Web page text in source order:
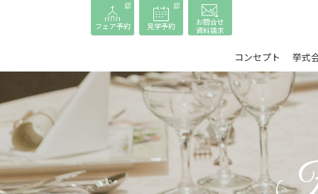
フェア予約 見学予約
お問合せ
資料請求
コンセプト 挙式